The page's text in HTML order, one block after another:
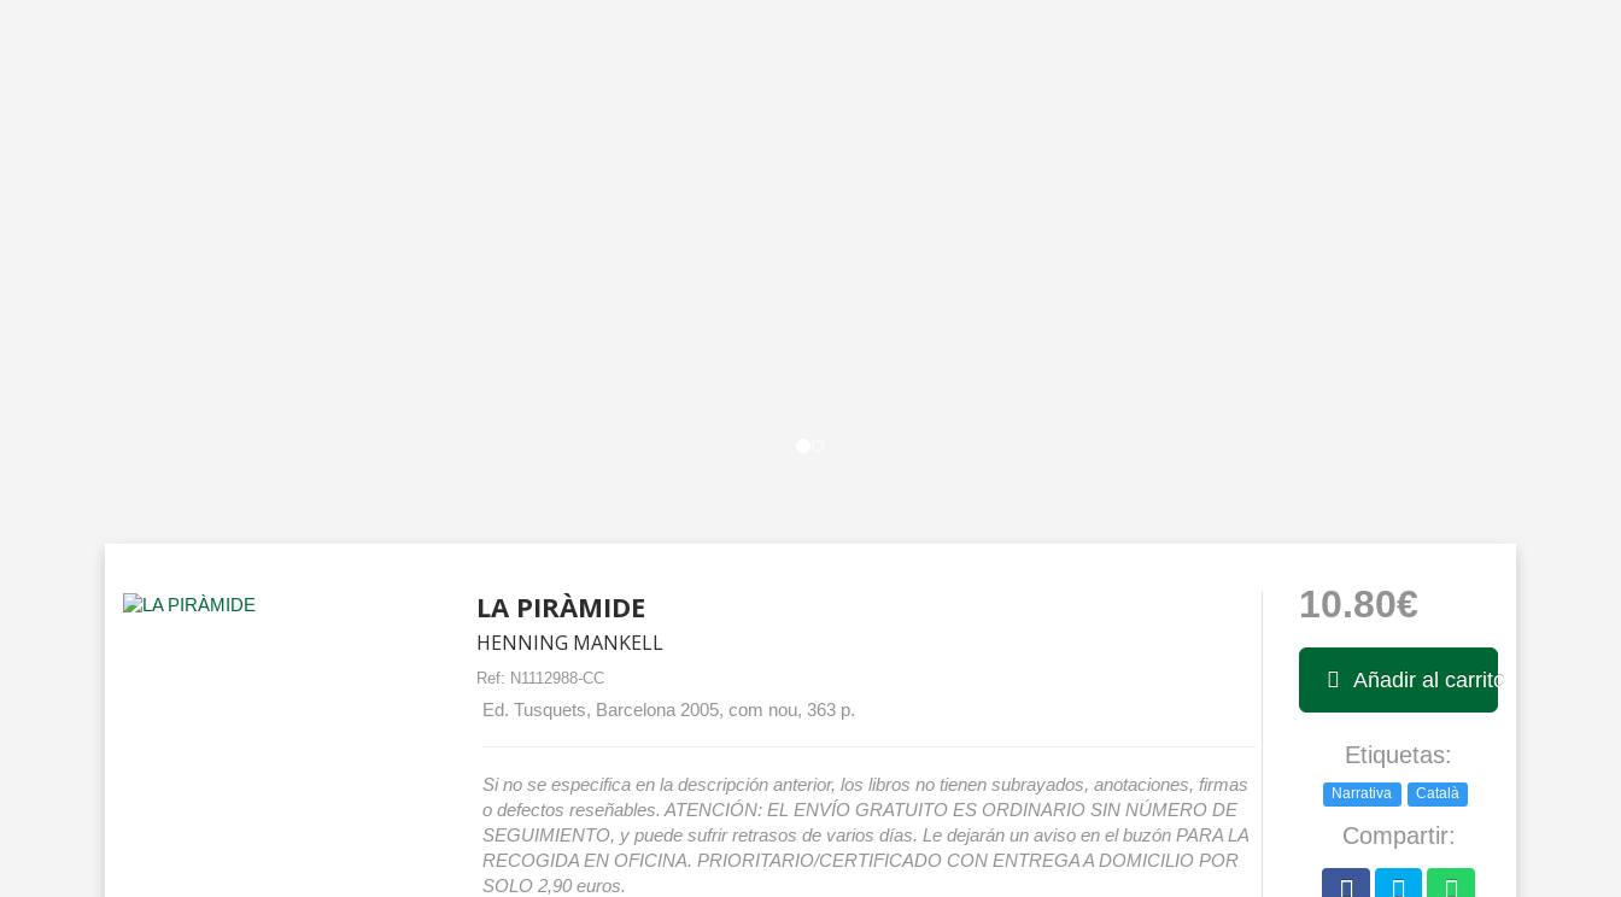
LA PIRÀMIDE
HENNING MANKELL
Ref: N1112988-CC
Ed. Tusquets, Barcelona 2005, com nou, 363 p.
Si no se especifica en la descripción anterior, los libros no tienen subrayados, anotaciones, firmas
o defectos reseñables. ATENCIÓN: EL ENVÍO GRATUITO ES ORDINARIO SIN NÚMERO DE
SEGUIMIENTO, y puede sufrir retrasos de varios días. Le dejarán un aviso en el buzón PARA LA
RECOGIDA EN OFICINA. PRIORITARIO/CERTIFICADO CON ENTREGA A DOMICILIO POR
SOLO 2,90 euros.
10.80€
Añadir al carrito
Etiquetas:
Narrativa Català
Compartir: